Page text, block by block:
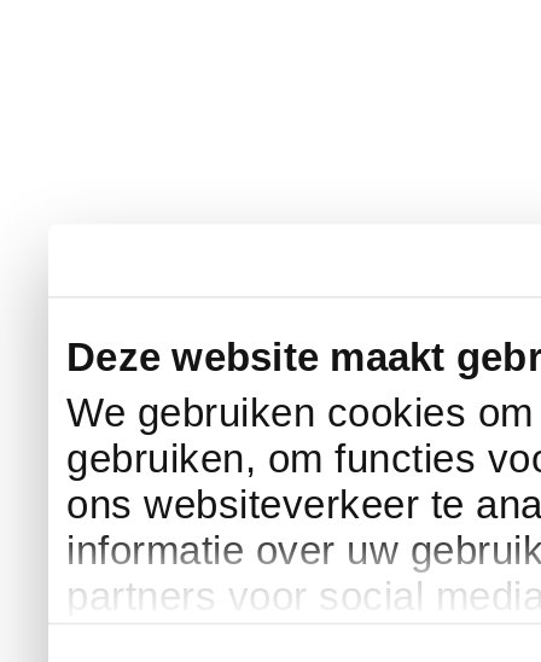
Deze website maakt
We gebruiken cookies
gebruiken, om functies
ons websiteverkeer te
informatie over uw
partners voor social